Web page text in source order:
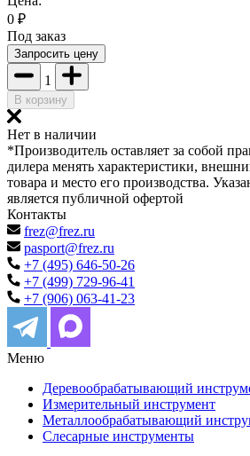
0 ₽
Под заказ
Запросить цену
1
В корзину
Нет в наличии
*Производитель оставляет за собой
дилера менять характеристики,
товара и место его производства.
является публичной офертой
Контакты
frez@frez.ru
pasport@frez.ru
+7 (495) 646-50-26
+7 (499) 729-96-41
+7 (906) 063-41-23
Меню
Деревообрабатывающий
Измерительный инструмент
Металлообрабатывающий
Слесарные инструменты